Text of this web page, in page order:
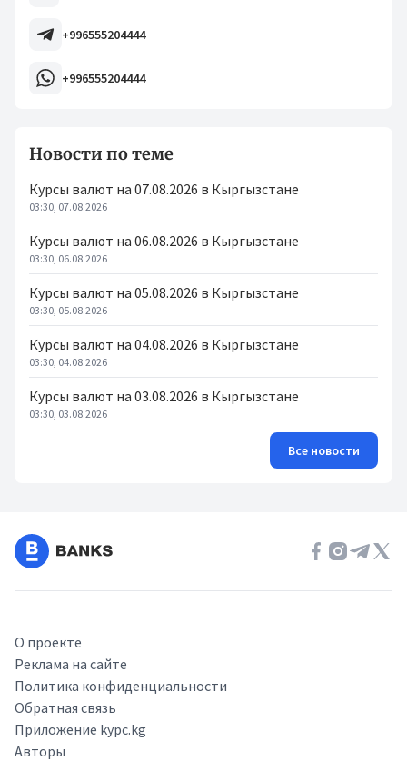
+996555204444
+996555204444
Новости по теме
Курсы валют на 07.08.2026 в Кыргызстане
03:30, 07.08.2026
Курсы валют на 06.08.2026 в Кыргызстане
03:30, 06.08.2026
Курсы валют на 05.08.2026 в Кыргызстане
03:30, 05.08.2026
Курсы валют на 04.08.2026 в Кыргызстане
03:30, 04.08.2026
Курсы валют на 03.08.2026 в Кыргызстане
03:30, 03.08.2026
Все новости
О проекте
Реклама на сайте
Политика конфиденциальности
Обратная связь
Приложение kypc.kg
Авторы